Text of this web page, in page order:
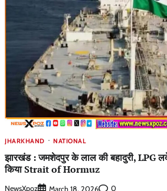
JHARKHAND NATIONAL
झारखंड : जमशेदपुर के लाल की बहादुरी, LPG
किया Strait of Hormuz
NewsXpoz March 18, 2026 0